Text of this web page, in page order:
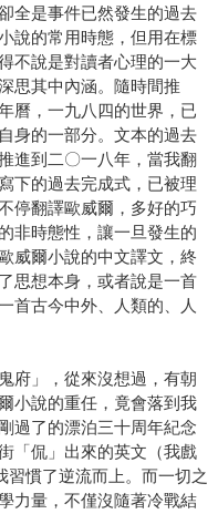
全是事件已然發生的過去
說的常用時態，但用在標
不說是對讀者心理的一大
思其中內涵。隨時間推
曆，一九八四的世界，已
身的一部分。文本的過去
進到二〇一八年，當我翻
下的過去完成式，已被理
停翻譯歐威爾，多好的巧
非時態性，讓一旦發生的
威爾小說的中文譯文，終
思想本身，或者說是一首
首古今中外、人類的、人
府」，從來沒想過，有朝
小說的重任，竟會落到我
過了的漂泊三十周年紀念
「侃」出來的英文（我戲
慣了逆流而上。而一切之
力量，不僅沒隨著冷戰結